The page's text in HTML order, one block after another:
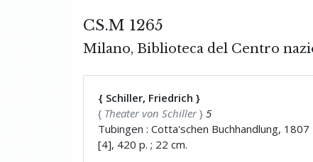
CS.M 1265
Milano, Biblioteca del Centro
{ Schiller, Friedrich }
{ Theater von Schiller} 5
Tubingen : Cotta'schen Buchhandlung, 1807
[4], 420 p. ; 22 cm.